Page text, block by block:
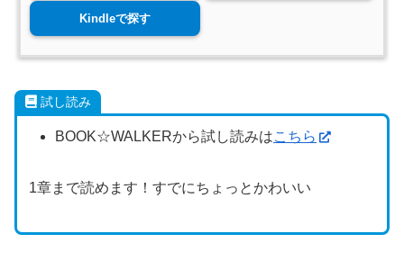
Kindleで探す
試し読み
BOOK☆WALKERから試し読みはこちら
1章まで読めます！すでにちょっとかわいい